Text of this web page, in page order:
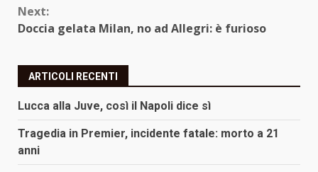
Next:
Doccia gelata Milan, no ad Allegri: è furioso
ARTICOLI RECENTI
Lucca alla Juve, così il Napoli dice sì
Tragedia in Premier, incidente fatale: morto a 21
anni